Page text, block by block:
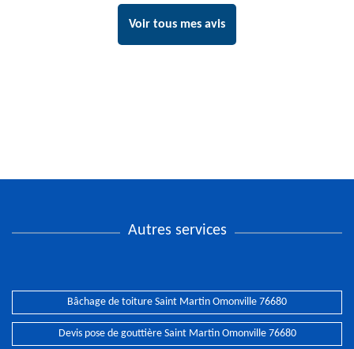
Voir tous mes avis
Autres services
Bâchage de toiture Saint Martin Omonville 76680
Devis pose de gouttière Saint Martin Omonville 76680